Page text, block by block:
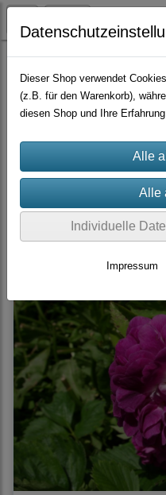
Container-Rosen Centifolien
Produkte je Seite
Dieser Shop verwendet
(z.B. für den Warenkorb),
diesen Shop und Ihre
Individuelle
Impressum